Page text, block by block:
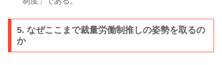
5. なぜここまで裁量労働制推しの姿勢を取るの
か